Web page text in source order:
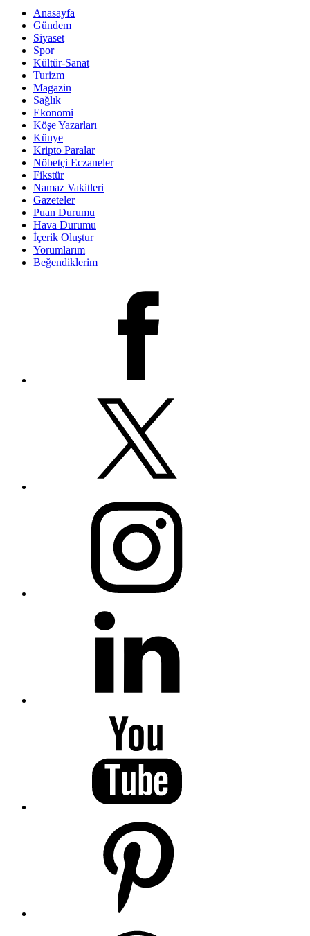
Anasayfa
Gündem
Siyaset
Spor
Kültür-Sanat
Turizm
Magazin
Sağlık
Ekonomi
Köşe Yazarları
Künye
Kripto Paralar
Nöbetçi Eczaneler
Fikstür
Namaz Vakitleri
Gazeteler
Puan Durumu
Hava Durumu
İçerik Oluştur
Yorumlarım
Beğendiklerim